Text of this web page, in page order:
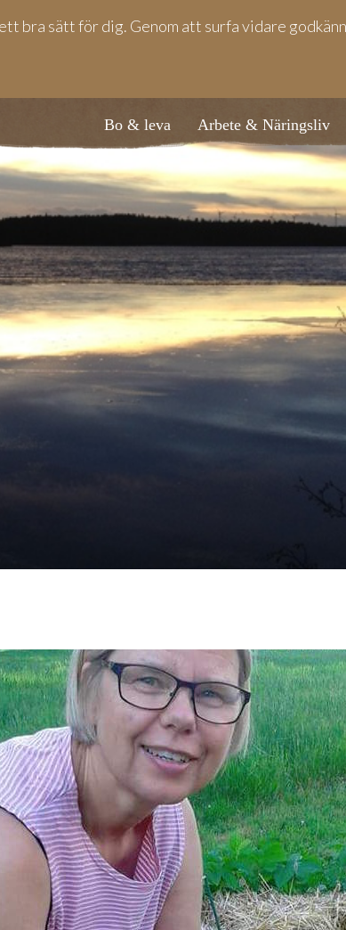
bra sätt för dig. Genom att surfa vidare
Bo & leva Arbete & Näringsliv